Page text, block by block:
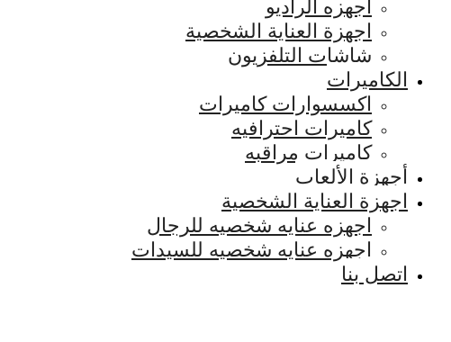
اجهزه الراديو
اجهزة العناية الشخصية
شاشات التلفزيون
الكاميرات
اكسسوارات كاميرات
كاميرات احترافيه
كاميرات مراقبه
أجهزة الألعاب
اجهزة العناية الشخصية
اجهزه عنايه شخصيه للرجال
اجهزه عنايه شخصيه للسيدات
اتصل بنا